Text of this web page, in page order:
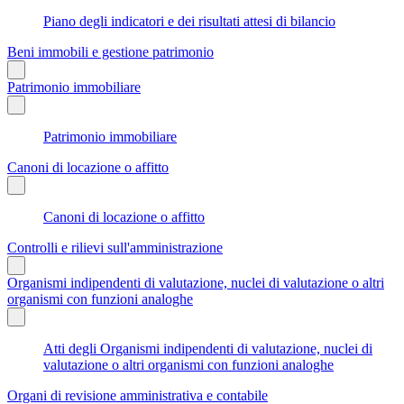
Piano degli indicatori e dei risultati attesi di bilancio
Beni immobili e gestione patrimonio
Patrimonio immobiliare
Patrimonio immobiliare
Canoni di locazione o affitto
Canoni di locazione o affitto
Controlli e rilievi sull'amministrazione
Organismi indipendenti di valutazione, nuclei di valutazione o altri
organismi con funzioni analoghe
Atti degli Organismi indipendenti di valutazione, nuclei di
valutazione o altri organismi con funzioni analoghe
Organi di revisione amministrativa e contabile